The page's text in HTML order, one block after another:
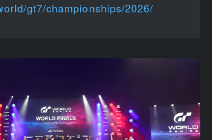
gt7/championships/2026/